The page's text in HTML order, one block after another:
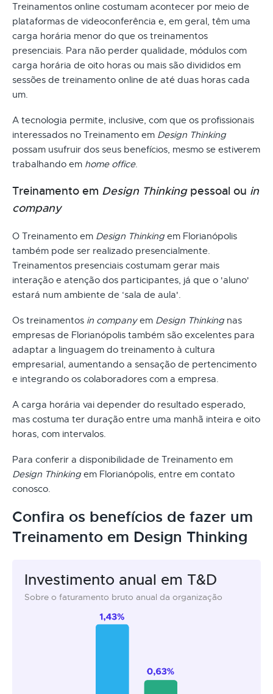
Treinamentos online costumam acontecer por meio de
plataformas de videoconferência e, em geral, têm uma
carga horária menor do que os treinamentos
presenciais. Para não perder qualidade, módulos com
carga horária de oito horas ou mais são divididos em
sessões de treinamento online de até duas horas cada
um.
A tecnologia permite, inclusive, com que os profissionais
interessados no Treinamento em Design Thinking
possam usufruir dos seus benefícios, mesmo se estiverem
trabalhando em home office.
Treinamento em Design Thinkingpessoal ou in
company
O Treinamento em Design Thinking em Florianópolis
também pode ser realizado presencialmente.
Treinamentos presenciais costumam gerar mais
interação e atenção dos participantes, já que o 'aluno'
estará num ambiente de ‘sala de aula'.
Os treinamentos in companyem Design Thinking nas
empresas de Florianópolis também são excelentes para
adaptar a linguagem do treinamento à cultura
empresarial, aumentando a sensação de pertencimento
e integrando os colaboradores com a empresa.
A carga horária vai depender do resultado esperado,
mas costuma ter duração entre uma manhã inteira e oito
horas, com intervalos.
Para conferir a disponibilidade de Treinamento em
Design Thinking em Florianópolis, entre em contato
conosco.
Confira os benefícios de fazer um
Treinamento em Design Thinking
Investimento anual em T&D
Sobre o faturamento bruto anual da organização